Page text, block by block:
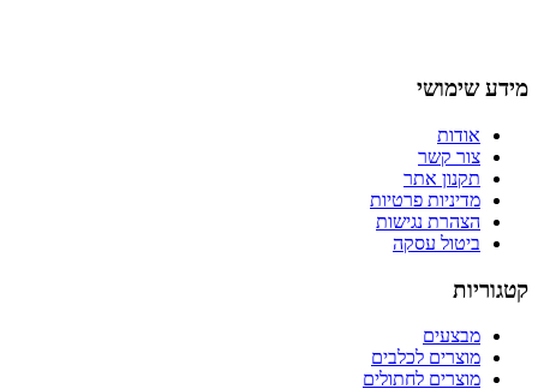
מידע שימושי
אודות
צור קשר
תקנון אתר
מדיניות פרטיות
הצהרת נגישות
ביטול עסקה
קטגוריות
מבצעים
מוצרים לכלבים
מוצרים לחתולים